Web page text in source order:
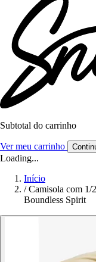
Subtotal do carrinho
Ver meu carrinho
Loading...
Início
/ Camisola com 1/
Boundless Spirit